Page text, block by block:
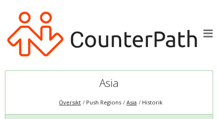
Asia
Översikt Push Regions Asia Historik